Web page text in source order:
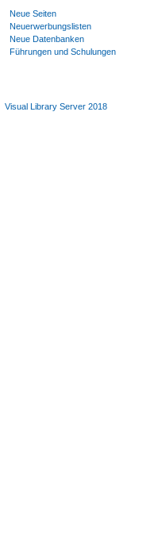
Neue Seiten
Neuerwerbungslisten
Neue Datenbanken
Führungen und Schulungen
Visual Library Server 2018